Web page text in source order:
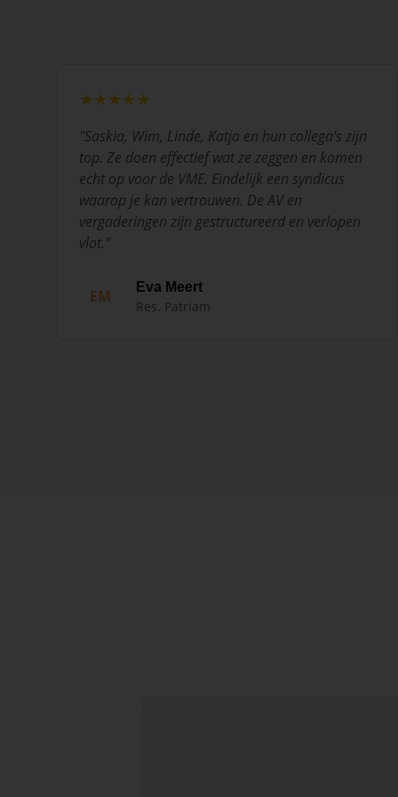
★★★★★
"Saskia, Wim, Linde, Katja en hun collega's zijn
top. Ze doen effectief wat ze zeggen en komen
echt op voor de VME. Eindelijk een syndicus
waarop je kan vertrouwen. De AV en
vergaderingen zijn gestructureerd en verlopen
vlot."
EM Eva Meert
Res. Patriam